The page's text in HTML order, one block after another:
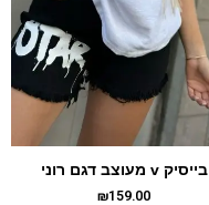
בייסיק v מעוצב דגם רוני
₪159.00